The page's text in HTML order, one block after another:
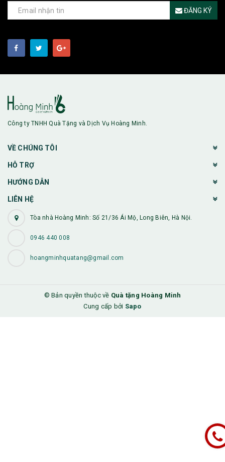
ĐĂNG KÝ
Công ty TNHH Quà Tặng và Dịch Vụ Hoàng Minh.
VỀ CHÚNG TÔI
HỖ TRỢ
HƯỚNG DẪN
LIÊN HỆ
Tòa nhà Hoàng Minh: Số 21/36 Ái Mộ, Long Biên, Hà Nội.
0946 440 008
hoangminhquatang@gmail.com
© Bản quyền thuộc về Quà tặng Hoàng Minh
Cung cấp bởi Sapo